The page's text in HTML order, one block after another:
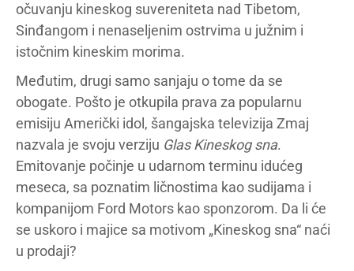
očuvanju kineskog suvereniteta nad Tibetom,
Sinđangom i nenaseljenim ostrvima u južnim i
istočnim kineskim morima.
Međutim, drugi samo sanjaju o tome da se
obogate. Pošto je otkupila prava za popularnu
emisiju Američki idol, šangajska televizija Zmaj
nazvala je svoju verziju Glas Kineskog sna.
Emitovanje počinje u udarnom terminu idućeg
meseca, sa poznatim ličnostima kao sudijama i
kompanijom Ford Motors kao sponzorom. Da li će
se uskoro i majice sa motivom „Kineskog sna“ naći
u prodaji?